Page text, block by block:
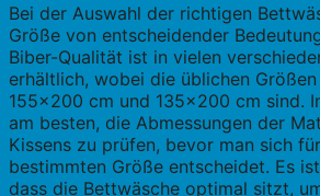
Bei der Auswahl der richtigen
Größe von entscheidender
Biber-Qualität ist in vielen
erhältlich, wobei die üblichen
155×200 cm und 135×200 cm sind.
am besten, die Abmessungen der
Kissens zu prüfen, bevor man sich
bestimmten Größe entscheidet. Es
dass die Bettwäsche optimal sitzt,